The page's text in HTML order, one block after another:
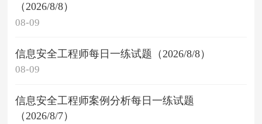
（2026/8/8）
08-09
信息安全工程师每日一练试题（2026/8/8）
08-09
信息安全工程师案例分析每日一练试题
（2026/8/7）